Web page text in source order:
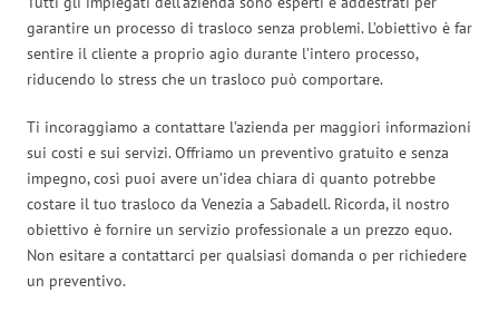
garantire un processo di trasloco senza problemi. L’obiettivo è far
sentire il cliente a proprio agio durante l’intero processo,
riducendo lo stress che un trasloco può comportare.
Ti incoraggiamo a contattare l’azienda per maggiori informazioni
sui costi e sui servizi. Offriamo un preventivo gratuito e senza
impegno, così puoi avere un’idea chiara di quanto potrebbe
costare il tuo trasloco da Venezia a Sabadell. Ricorda, il nostro
obiettivo è fornire un servizio professionale a un prezzo equo.
Non esitare a contattarci per qualsiasi domanda o per richiedere
un preventivo.